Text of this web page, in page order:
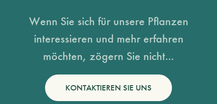
Wenn Sie sich für unsere Pflanzen
interessieren und mehr erfahren
möchten, zögern Sie nicht...
KONTAKTIEREN SIE UNS